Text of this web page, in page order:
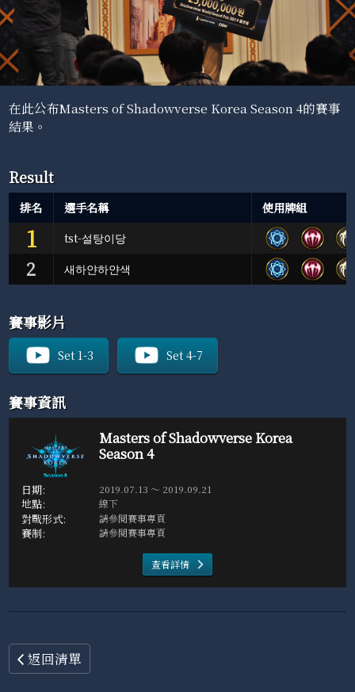
在此公布Masters of Shadowverse Korea Season 4的賽事
結果。
Result
排名 選手名稱 使用牌組
1 tst-설탕이당
2 새하얀하얀색
賽事影片
Set 1-3 Set 4-7
賽事資訊
Masters of Shadowverse Korea
Season 4
2019.07.13 ～ 2019.09.21
線下
請參閱賽事專頁
請參閱賽事專頁
查看詳情
返回清單